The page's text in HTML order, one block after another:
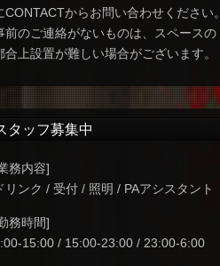
CONTACTからお問い合わせください。
前のご連絡がないものは、スペースの
合上設置が難しい場合がございます。
タッフ募集中
務内容]
リンク / 受付 / 照明 / PAアシスタント
務時間]
15:00 / 15:00-23:00 / 23:00-6:00